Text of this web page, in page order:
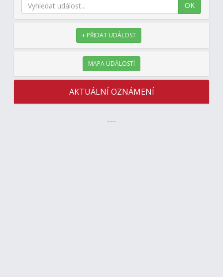
OK
+ PŘIDAT UDÁLOST
MAPA UDÁLOSTÍ
AKTUÁLNÍ OZNÁMENÍ
---